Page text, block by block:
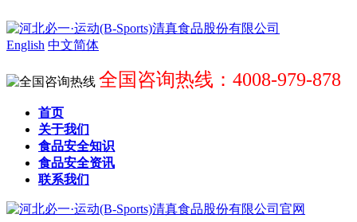
English 中文简体
全国咨询热线：4008-979-878
首页
关于我们
食品安全知识
食品安全资讯
联系我们